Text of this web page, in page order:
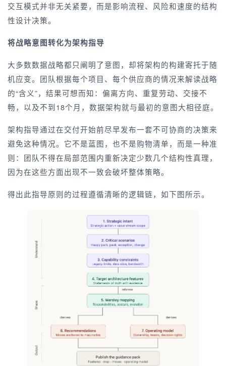
交互模式并非无关紧要，而是影响流程、风险和速度的结构
性设计决策。
将战略意图转化为架构指导
大多数数据战略都只阐明了意图，却将架构的构建寄托于随
机应变。团队根据每个项目、每个供应商的情况来解读战略
的“含义”，结果可想而知：偏离方向、重复劳动、交接不
畅，以及不到18个月，数据架构就与最初的意图大相径庭。
架构指导通过在交付开始前尽早发布一套不可协商的决策来
避免这种情况。它不是蓝图，也不是购物清单，而是一种准
则：团队不得在局部范围内重新决定少数几个结构性真理，
因为在这些方面出现不一致会破坏整体策略。
得出此指导原则的过程遵循清晰的逻辑链，如下图所示。